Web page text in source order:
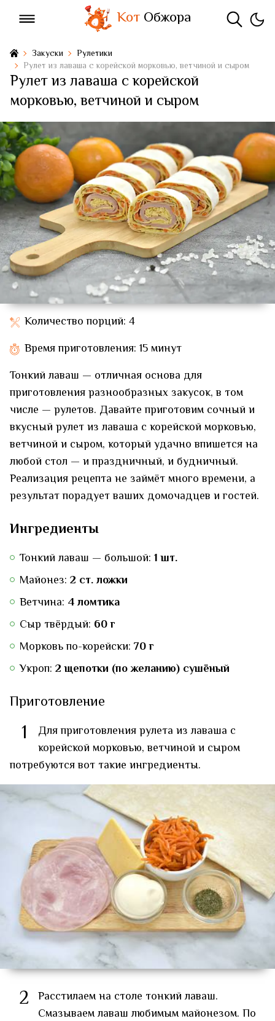
КотОбжора
Закуски
Рулетики
Рулет из лаваша с корейской морковью, ветчиной и сыром
Рулет из лаваша с корейской
морковью, ветчиной и сыром
Количество порций: 4
Время приготовления: 15 минут
Тонкий лаваш — отличная основа для
приготовления разнообразных закусок, в том
числе — рулетов. Давайте приготовим сочный и
вкусный рулет из лаваша с корейской морковью,
ветчиной и сыром, который удачно впишется на
любой стол — и праздничный, и будничный.
Реализация рецепта не займёт много времени, а
результат порадует ваших домочадцев и гостей.
Ингредиенты
Тонкий лаваш — большой: 1 шт.
Майонез: 2 ст. ложки
Ветчина: 4 ломтика
Сыр твёрдый: 60 г
Морковь по-корейски: 70 г
Укроп: 2 щепотки (по желанию) сушёный
Приготовление
1
Для приготовления рулета из лаваша с
корейской морковью, ветчиной и сыром
потребуются вот такие ингредиенты.
2 Расстилаем на столе тонкий лаваш.
Смазываем лаваш любимым майонезом. По